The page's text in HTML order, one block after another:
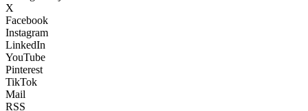
X
Facebook
Instagram
LinkedIn
YouTube
Pinterest
TikTok
Mail
RSS